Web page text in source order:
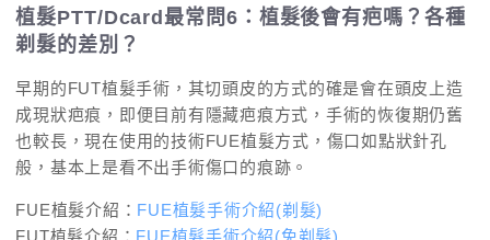
植髮PTT/Dcard最常問6：植髮後會有疤嗎？各種
剃髮的差別？
早期的FUT植髮手術，其切頭皮的方式的確是會在頭皮上造
成現狀疤痕，即便目前有隱藏疤痕方式，手術的恢復期仍舊
也較長，現在使用的技術FUE植髮方式，傷口如點狀針孔
般，基本上是看不出手術傷口的痕跡。
FUE植髮介紹： FUE植髮手術介紹(剃髮)
FUT植髮介紹： FUE植髮手術介紹(免剃髮)